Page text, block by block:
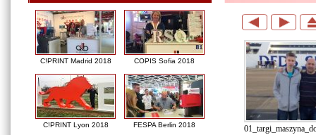
C!PRINT Madrid 2018 COPIS Sofia 2018
C!PRINT Lyon 2018 FESPA Berlin 2018